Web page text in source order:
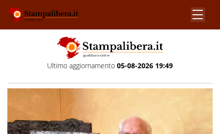
Ultimo aggiornamento 05-08-2026 19:49